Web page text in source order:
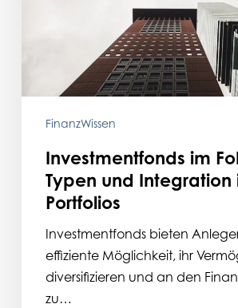
FinanzWissen
Investmentfonds im
Typen und Integration
Portfolios
Investmentfonds bieten
effiziente Möglichkeit, ihr
diversifizieren und an den
zu…